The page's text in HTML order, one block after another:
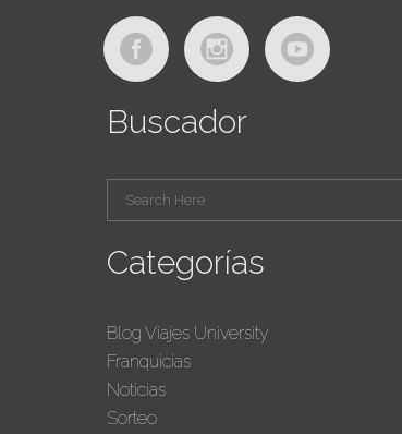
Buscador
Categorías
Blog Viajes University
Franquicias
Noticias
Sorteo